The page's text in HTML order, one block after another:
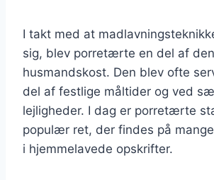
I takt med at
sig, blev porretærte en del af
husmandskost. Den blev ofte
del af festlige måltider og ved
lejligheder. I dag er porretærte
populær ret, der findes på
i hjemmelavede opskrifter.